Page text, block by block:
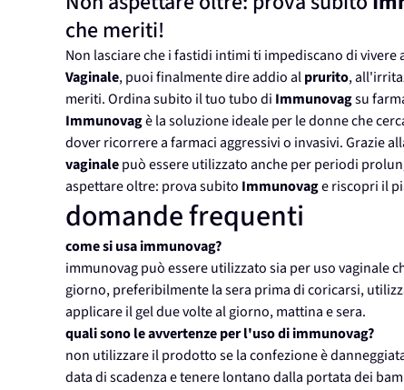
che meriti!
Non lasciare che i fastidi intimi ti impediscano di vivere
Vaginale, puoi finalmente dire addio alprurito,
meriti. Ordina subito il tuo tubo di Immunovagsu
Immunovagè la soluzione ideale per le donne che
dover ricorrere a farmaci aggressivi o invasivi. Grazie
vaginalepuò essere utilizzato anche per periodi
aspettare oltre: prova subito Immunovage riscopri il
domande frequenti
come si usa immunovag?
immunovag può essere utilizzato sia per uso vaginale
giorno, preferibilmente la sera prima di coricarsi,
applicare il gel due volte al giorno, mattina e sera.
quali sono le avvertenze per l'uso di immunovag?
non utilizzare il prodotto se la confezione è
data di scadenza e tenere lontano dalla portata dei